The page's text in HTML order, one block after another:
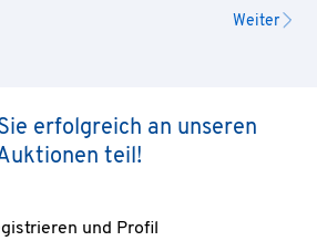
Weiter
erfolgreich an unseren
teil!
und Profil